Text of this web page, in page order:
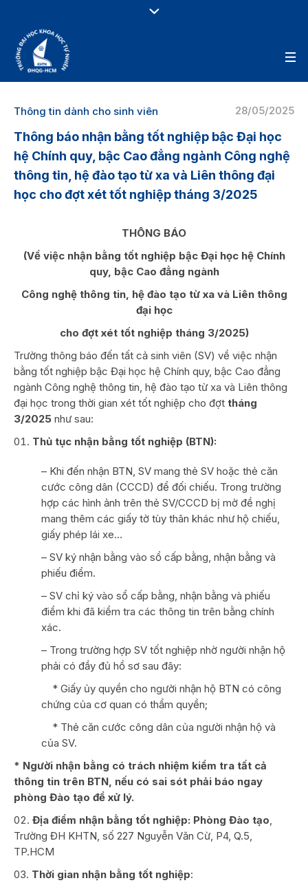
28/05/2025
Thông tin dành cho sinh viên
Thông báo nhận bằng tốt nghiệp bậc Đại học
hệ Chính quy, bậc Cao đẳng ngành Công nghệ
thông tin, hệ đào tạo từ xa và Liên thông đại
học cho đợt xét tốt nghiệp tháng 3/2025
THÔNG BÁO
(Về việc nhận bằng tốt nghiệp bậc Đại học hệ Chính
quy, bậc Cao đẳng ngành
Công nghệ thông tin, hệ đào tạo từ xa và Liên thông
đại học
cho đợt xét tốt nghiệp tháng 3/2025)
Trường thông báo đến tất cả sinh viên (SV) về việc nhận
bằng tốt nghiệp bậc Đại học hệ Chính quy, bậc Cao đẳng
ngành Công nghệ thông tin, hệ đào tạo từ xa và Liên thông
đại học trong thời gian xét tốt nghiệp cho đợt tháng
3/2025 như sau:
Thủ tục nhận bằng tốt nghiệp (BTN):
– Khi đến nhận BTN, SV mang thẻ SV hoặc thẻ căn
cước công dân (CCCD) để đối chiếu. Trong trường
hợp các hình ảnh trên thẻ SV/CCCD bị mờ đề nghị
mang thêm các giấy tờ tùy thân khác như hộ chiếu,
giấy phép lái xe…
– SV ký nhận bằng vào sổ cấp bằng, nhận bằng và
phiếu điểm.
– SV chỉ ký vào sổ cấp bằng, nhận bằng và phiếu
điểm khi đã kiểm tra các thông tin trên bằng chính
xác.
– Trong trường hợp SV tốt nghiệp nhờ người nhận hộ
phải có đầy đủ hồ sơ sau đây:
*­ Giấy ủy quyền cho người nhận hộ BTN có công
chứng của cơ quan có thẩm quyền;
­ * Thẻ căn cước công dân của người nhận hộ và
của SV.
* Người nhận bằng có trách nhiệm kiểm tra tất cả
thông tin trên BTN, nếu có sai sót phải báo ngay
phòng Đào tạo để xử lý.
Địa điểm nhận bằng tốt nghiệp: Phòng Đào tạo,
Trường ĐH KHTN, số 227 Nguyễn Văn Cừ, P4, Q.5,
TP.HCM
Thời gian nhận bằng tốt nghiệp: